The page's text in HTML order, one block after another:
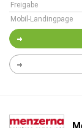
Freigabe
Mobil-Landingpage